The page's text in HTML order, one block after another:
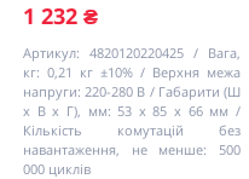
1 232 ₴
Артикул: 4820120220425
Вага,
кг: 0,21 кг ±10%
Верхня межа
напруги: 220-280 В
Габарити (Ш
х В х Г), мм: 53 х 85 х 66 мм
Кількість комутацій без
навантаження, не менше:
500
000 циклів